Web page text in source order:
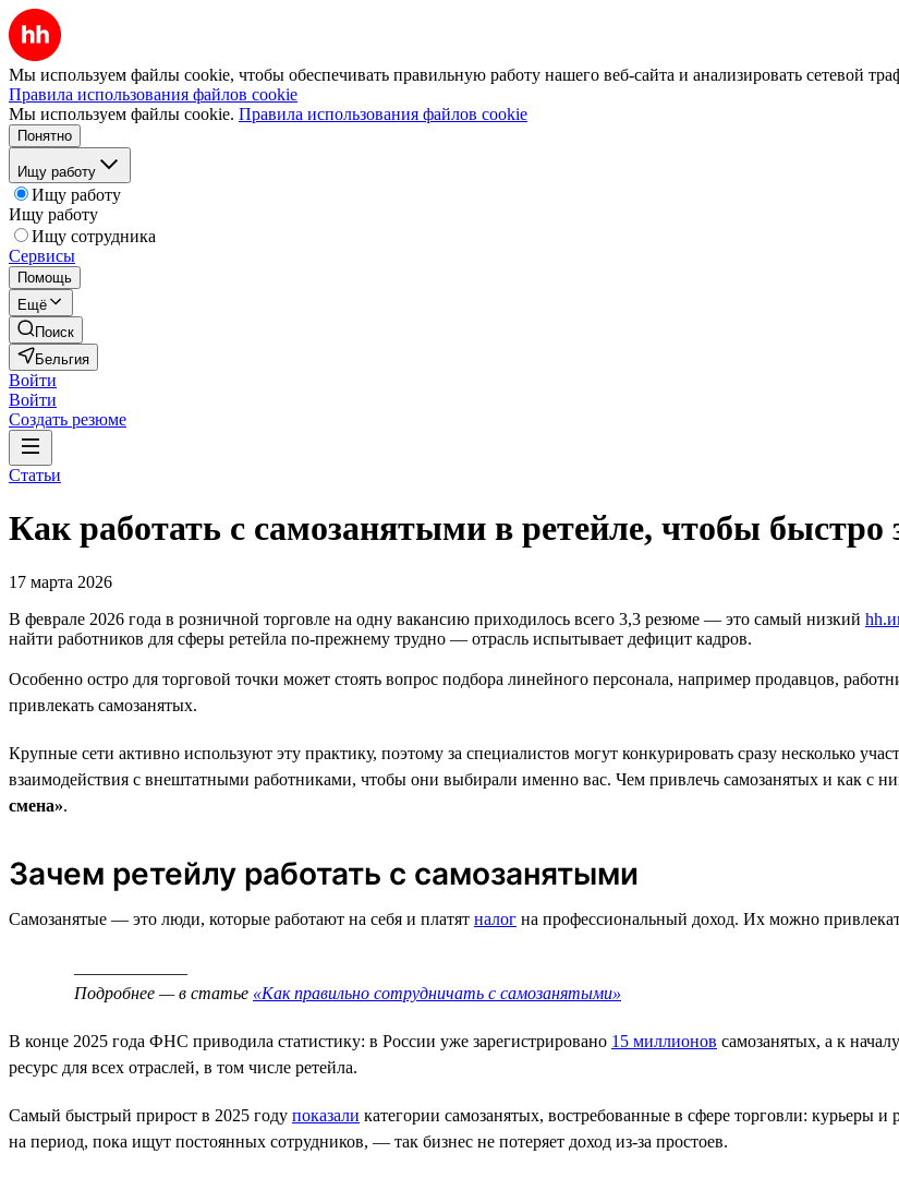
Мы используем файлы cookie, чтобы обеспечивать правильную работу нашего веб-сайта и анализировать сетевой
Правила использования файлов cookie
Мы используем файлы cookie. Правила использования файлов cookie
Понятно
Ищу работу
Ищу работу
Ищу работу
Ищу сотрудника
Сервисы
Помощь
Ещё
Поиск
Бельгия
Войти
Войти
Создать резюме
Статьи
Как работать с самозанятыми в ретейле, чтобы
17 марта 2026
В феврале 2026 года в розничной торговле на одну вакансию приходилось всего 3,3 резюме — это самый низкий
найти работников для сферы ретейла по-прежнему трудно — отрасль испытывает дефицит кадров.
Особенно остро для торговой точки может стоять вопрос подбора линейного персонала, например продавцов,
привлекать самозанятых.
Крупные сети активно используют эту практику, поэтому за специалистов могут конкурировать сразу несколько
взаимодействия с внештатными работниками, чтобы они выбирали именно вас. Чем привлечь самозанятых и как с
смена».
Зачем ретейлу работать с самозанятыми
Самозанятые — это люди, которые работают на себя и платят налог на профессиональный доход. Их можно
Подробнее — в статье «Как правильно сотрудничать с самозанятыми»
В конце 2025 года ФНС приводила статистику: в России уже зарегистрировано 15 миллионов самозанятых, а к
ресурс для всех отраслей, в том числе ретейла.
Самый быстрый прирост в 2025 году показали категории самозанятых, востребованные в сфере торговли: курьеры
на период, пока ищут постоянных сотрудников, — так бизнес не потеряет доход из-за простоев.